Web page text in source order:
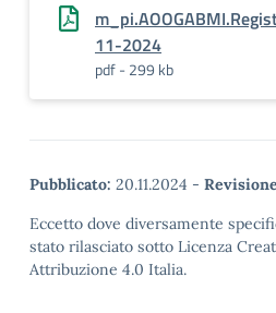
11-2024
pdf - 299 kb
Pubblicato: 20.11.2024 -
Eccetto dove diversamente
stato rilasciato sotto Licenza
Attribuzione 4.0 Italia.